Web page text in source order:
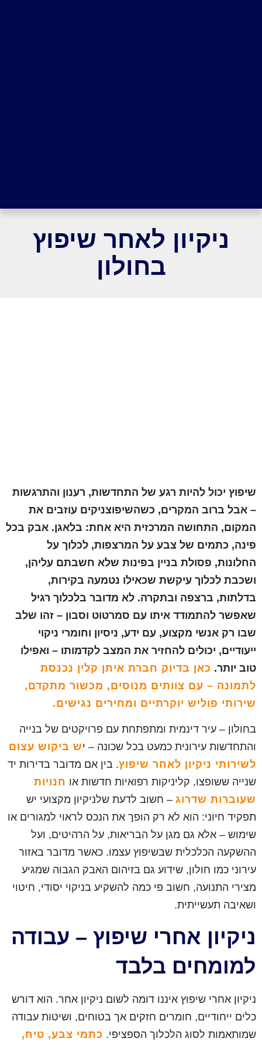
ניקיון לאחר שיפוץ
בחולון
שיפוץ יכול להיות רגע של התחדשות, רענון והתרגשות
– אבל ברוב המקרים, כשהשיפוצניקים עוזבים את
המקום, התחושה המרכזית היא אחת: בלאגן. אבק בכל
פינה, כתמים של צבע על המרצפות, לכלוך על
החלונות, פסולת בניין בפינות שלא חשבתם עליהן,
ושכבת לכלוך עיקשת שכאילו נטמעה בקירות,
בדלתות, ברצפה ובתקרה. לא מדובר בלכלוך רגיל
שאפשר להתמודד איתו עם סמרטוט וסבון – זהו שלב
שבו רק אנשי מקצוע, עם ידע, ניסיון וחומרי ניקוי
ייעודיים, יכולים להחזיר את המצב לקדמותו – ואפילו
טוב יותר. כאן בדיוק חברת איתן קלין נכנסת
לתמונה – עם צוותים מנוסים, מכשור מתקדם,
שירותי פוליש יוקרתיים ומחירים נגישים.
בחולון – עיר דינמית ומתפתחת עם פרויקטים של בנייה
והתחדשות עירונית כמעט בכל שכונה – יש ביקוש עצום
לשירותי ניקיון לאחר שיפוץ. בין אם מדובר בדירות יד
שנייה ששופצו, קליניקות רפואיות חדשות או חנויות
שעוברות שדרוג – חשוב לדעת שלניקיון מקצועי יש
תפקיד חיוני: הוא לא רק הופך את הנכס לראוי למגורים או
שימוש – אלא גם מגן על הבריאות, על הרהיטים, ועל
ההשקעה הכלכלית שבשיפוץ עצמו. כאשר מדובר באזור
עירוני כמו חולון, שידוע גם בזיהום האבק הגבוה שמגיע
מצירי התנועה, חשוב פי כמה להשקיע בניקוי יסודי, חיטוי
ושאיבה תעשייתית.
ניקיון אחרי שיפוץ – עבודה
למומחים בלבד
ניקיון אחרי שיפוץ איננו דומה לשום ניקיון אחר. הוא דורש
כלים ייחודיים, חומרים חזקים אך בטוחים, ושיטות עבודה
שמותאמות לסוג הלכלוך הספציפי. כתמי צבע, טיח,